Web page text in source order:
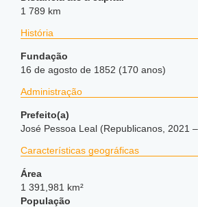
1 789 km
História
Fundação
16 de agosto de 1852 (170 anos)
Administração
Prefeito(a)
José Pessoa Leal (Republicanos, 2021
Características geográficas
Área
1 391,981 km²
População